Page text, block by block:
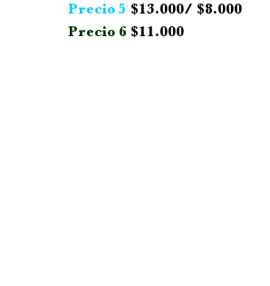
Precio 5 $13.000
Precio 6 $11.000
/ $8.000